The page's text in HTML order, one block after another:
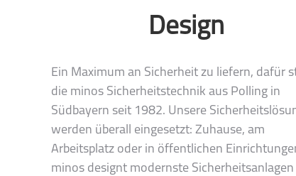
Design
Ein Maximum an Sicherheit zu liefern, dafür
die minos Sicherheitstechnik aus Polling in
Südbayern seit 1982. Unsere
werden überall eingesetzt: Zuhause, am
Arbeitsplatz oder in öffentlichen
minos designt modernste